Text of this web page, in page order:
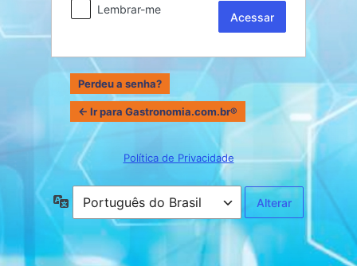
Lembrar-me
Perdeu a senha?
← Ir para Gastronomia.com.br®
Política de Privacidade
Idioma